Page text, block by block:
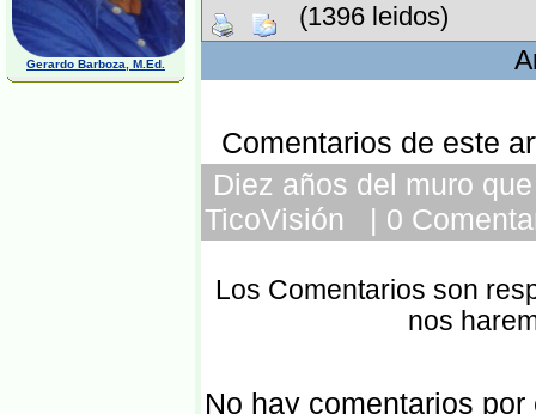
Gerardo Barboza, M.Ed.
(1396 leidos)
Comentarios de este
Diez años del muro
TicoVisión | 0
Los Comentarios son
nos
No hay comentarios por